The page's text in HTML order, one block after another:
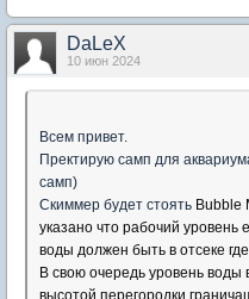
DaLeX
10 июн 2024
Всем привет.
Пректирую самп для
самп)
Скиммер будет стоять Bubble
указано что рабочий уровень
воды должен быть в отсеке
В свою очередь уровень воды
высотой перегородки